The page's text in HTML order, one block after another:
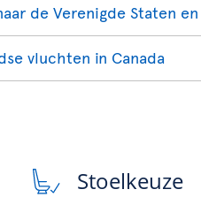
de Verenigde Staten
vluchten in Canada
Stoelkeuze